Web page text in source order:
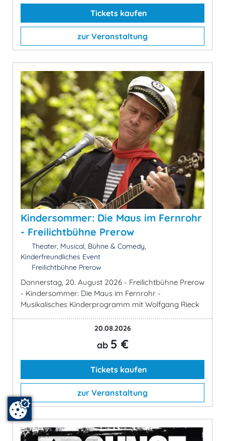
Tickets kaufen
zur Veranstaltung
Kindersommer: Die Maus im Fernrohr
- Freilichtbühne Prerow
Theater, Musical, Bühne & Comedy,
Kinderfreundliches Event
Freilichtbühne Prerow
Donnerstag, 20. August 2026 - Freilichtbühne Prerow
- Kindersommer: Die Maus im Fernrohr -
Musikalisches Kinderprogramm mit Wolfgang Rieck
20.08.2026
ab 5 €
Tickets kaufen
zur Veranstaltung